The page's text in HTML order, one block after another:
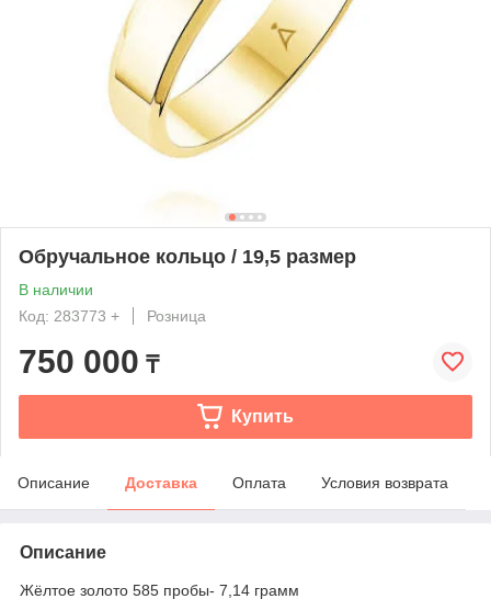
Обручальное кольцо / 19,5 размер
В наличии
Код: 283773 +
Розница
750 000 ₸
Купить
Описание Доставка Оплата Условия возврата
Описание
Жёлтое золото 585 пробы- 7,14 грамм